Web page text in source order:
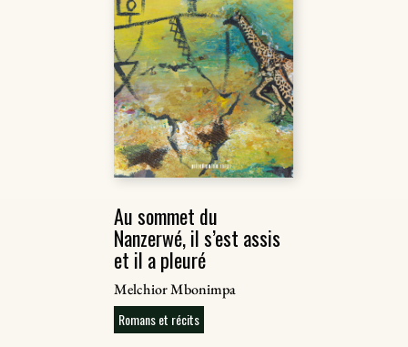
Au sommet du
Nanzerwé, il s’est assis
et il a pleuré
Melchior Mbonimpa
Romans et récits